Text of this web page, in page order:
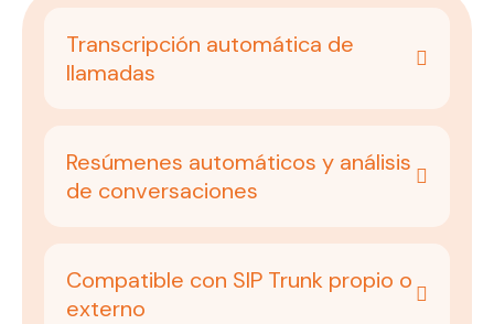
Transcripción automática de
llamadas
Resúmenes automáticos y análisis
de conversaciones
Compatible con SIP Trunk propio o
externo